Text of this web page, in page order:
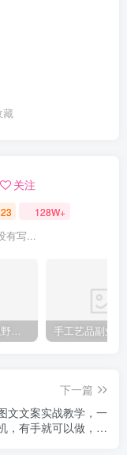
藏
关注
23 128W+
有写...
2025好好住搞钱野路子：素人3步变家居博主，日赚500+保姆级教程
下一篇
文文案实战教学，一
，有手就可以做，可